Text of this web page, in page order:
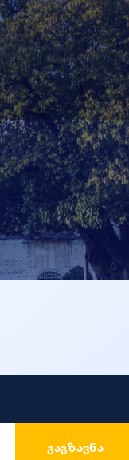
გაგზავნა